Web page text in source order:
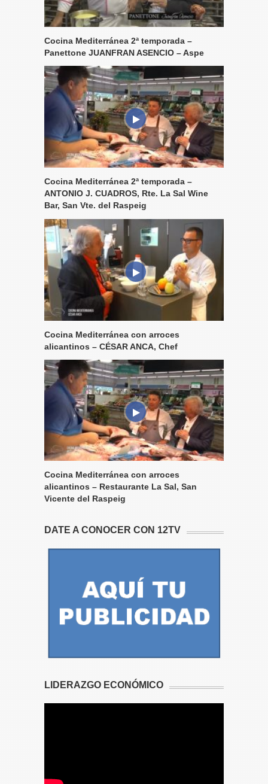
Cocina Mediterránea 2ª temporada –
Panettone JUANFRAN ASENCIO – Aspe
Cocina Mediterránea 2ª temporada –
ANTONIO J. CUADROS, Rte. La Sal Wine
Bar, San Vte. del Raspeig
Cocina Mediterránea con arroces
alicantinos – CÉSAR ANCA, Chef
Cocina Mediterránea con arroces
alicantinos – Restaurante La Sal, San
Vicente del Raspeig
DATE A CONOCER CON 12TV
LIDERAZGO ECONÓMICO